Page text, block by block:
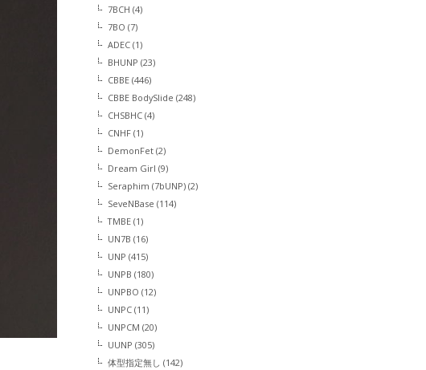
7BCH (4)
7BO (7)
ADEC (1)
BHUNP (23)
CBBE (446)
CBBE BodySlide (248)
CHSBHC (4)
CNHF (1)
DemonFet (2)
Dream Girl (9)
Seraphim (7bUNP) (2)
SeveNBase (114)
TMBE (1)
UN7B (16)
UNP (415)
UNPB (180)
UNPBO (12)
UNPC (11)
UNPCM (20)
UUNP (305)
体型指定無し (142)